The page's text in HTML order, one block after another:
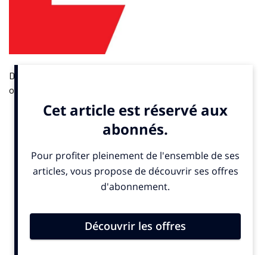
Désormais nommé M24, le musée du circuit du Mans, qui a
ouvert il y a deux semaines après un an de travaux, s’est
agrandi pour accueillir la collection de Richard Mille et de
nouvelles disciplines, notamment la F1. Par Fabrice Bosset. A
Le musée du circuit du Mans a rouvert sous le nom M24 après
un an de travaux. Sa surface d’exposition atteint près de 9 000
m², avec une extension de 4 000 m². L’objectif est d’élargir le
désormais la collection de Richard Mille, soit environ 500
modèles. Selon le collectionneur, elle permet de montrer “toute
l’étendue du sport automobile”. Le musée intègre aussi la F1,